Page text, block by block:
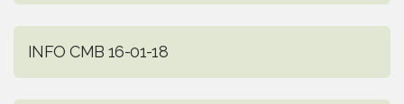
INFO CMB 16-01-18